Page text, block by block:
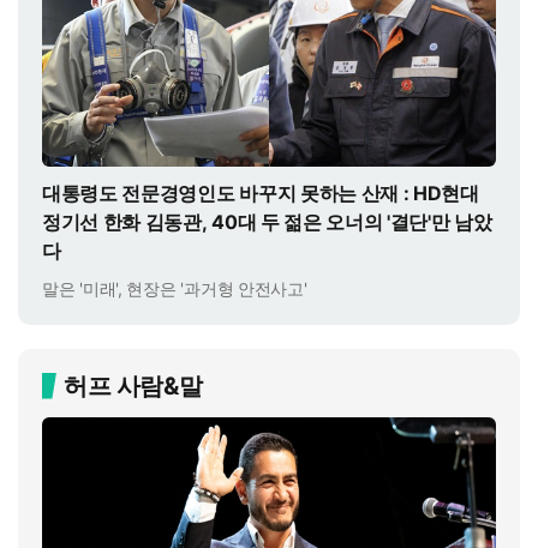
대통령도 전문경영인도 바꾸지 못하는 산재 : HD현대
정기선 한화 김동관, 40대 두 젊은 오너의 '결단'만 남았
다
말은 '미래', 현장은 '과거형 안전사고'
허프 사람&말